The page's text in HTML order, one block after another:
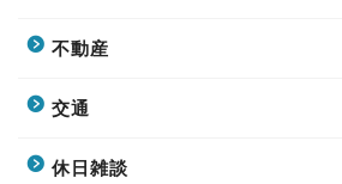
不動産
交通
休日雑談